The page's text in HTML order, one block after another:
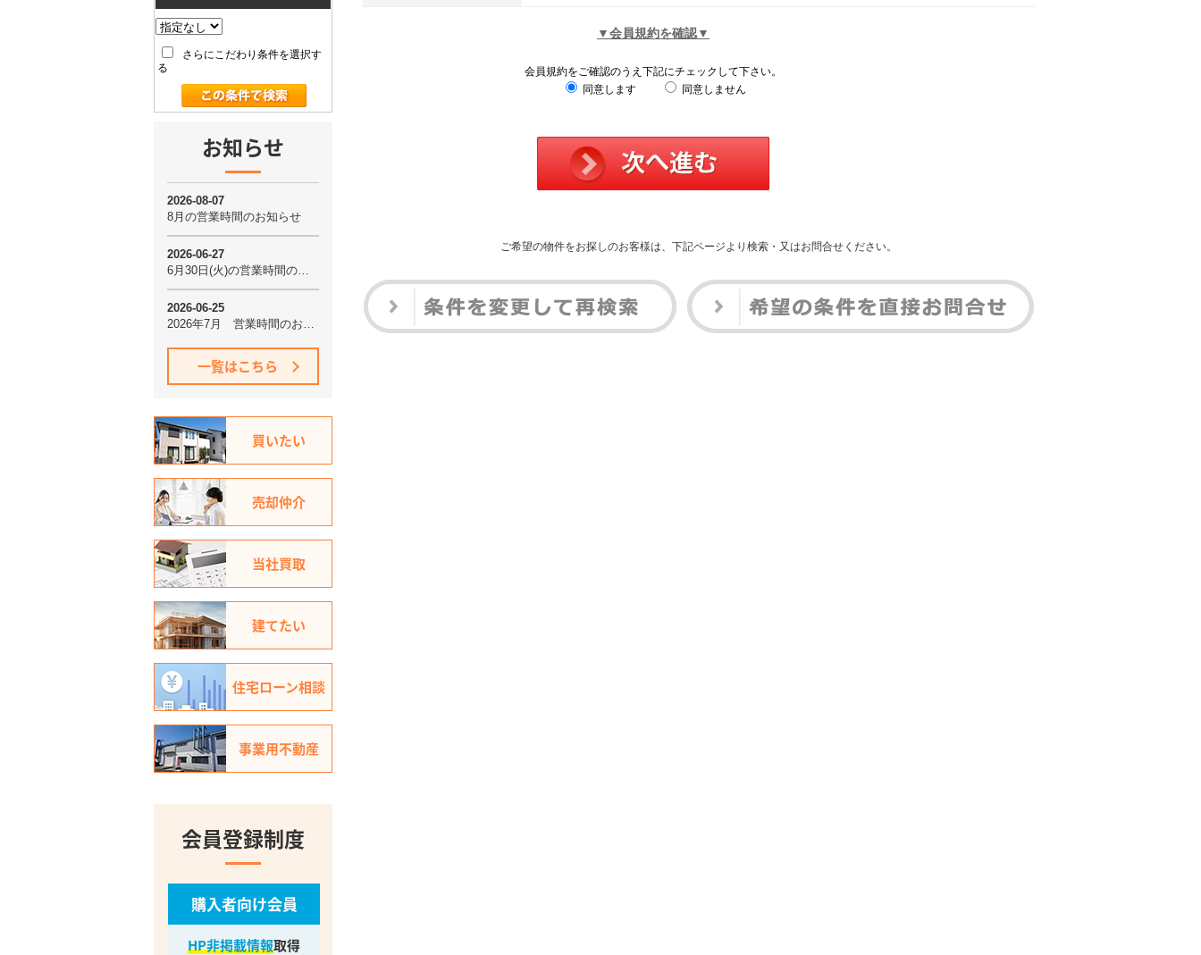
▼会員規約を確認▼
会員規約をご確認のうえ下記にチェックして下さい。
同意します
同意しません
ご希望の物件をお探しのお客様は、下記ページより検索・又はお問合せください。
さらにこだわり条件を選択す
る
お知らせ
一覧はこちら
買いたい
売却仲介
当社買取
建てたい
住宅ローン相談
事業用不動産
会員登録制度
購入者向け会員
HP非掲載情報取得